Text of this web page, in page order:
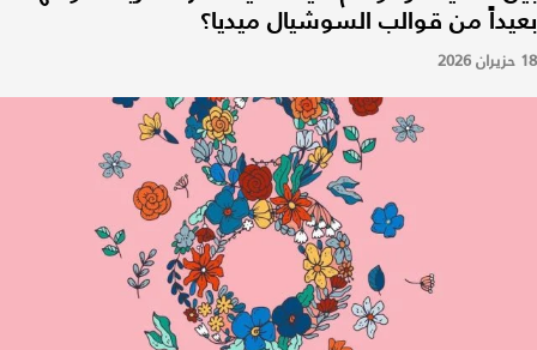
بعيداً من قوالب السوشيال ميديا؟
18 حزيران 2026